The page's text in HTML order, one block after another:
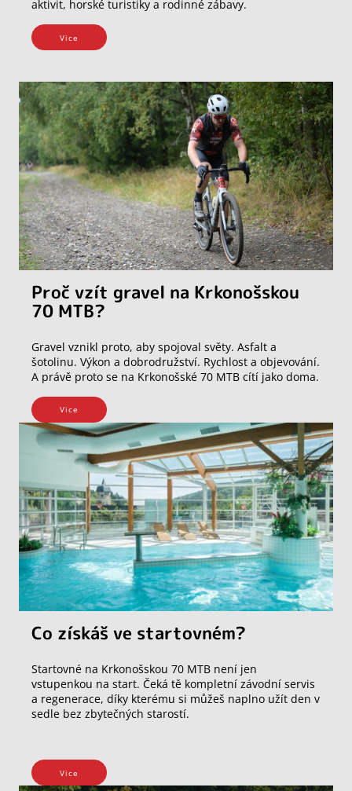
aktivit, horské turistiky a rodinné zábavy.
Vice
Proč vzít gravel na Krkonošskou
70 MTB?
Gravel vznikl proto, aby spojoval světy. Asfalt a
šotolinu. Výkon a dobrodružství. Rychlost a objevování.
A právě proto se na Krkonošské 70 MTB cítí jako doma.
Vice
Co získáš ve startovném?
Startovné na Krkonošskou 70 MTB není jen
vstupenkou na start. Čeká tě kompletní závodní servis
a regenerace, díky kterému si můžeš naplno užít den v
sedle bez zbytečných starostí.
Vice